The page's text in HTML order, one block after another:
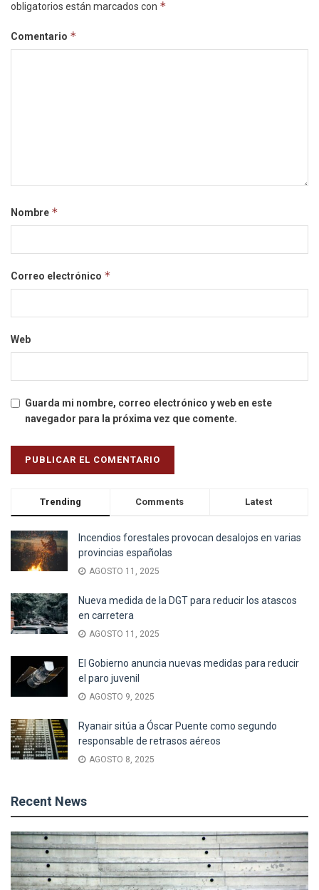
obligatorios están marcados con *
Comentario *
Nombre *
Correo electrónico *
Web
Guarda mi nombre, correo electrónico y web en este
navegador para la próxima vez que comente.
Trending Comments Latest
Incendios forestales provocan desalojos en varias
provincias españolas
AGOSTO 11, 2025
Nueva medida de la DGT para reducir los atascos
en carretera
AGOSTO 11, 2025
El Gobierno anuncia nuevas medidas para reducir
el paro juvenil
AGOSTO 9, 2025
Ryanair sitúa a Óscar Puente como segundo
responsable de retrasos aéreos
AGOSTO 8, 2025
Recent News